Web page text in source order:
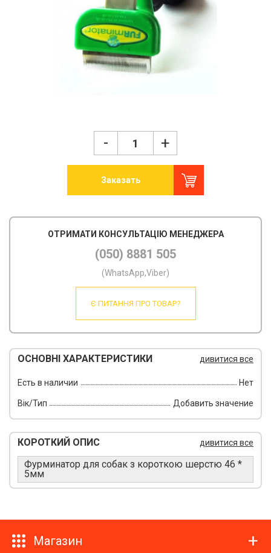
- +
Заказать
ОТРИМАТИ КОНСУЛЬТАЦІЮ МЕНЕДЖЕРА
(050) 8881 505
(WhatsApp,Viber)
Є ПИТАННЯ ПРО ТОВАР?
ОСНОВНІ ХАРАКТЕРИСТИКИ дивитися все
Есть в наличии Нет
Вік/Тип Добавить значение
КОРОТКИЙ ОПИС дивитися все
Фурминатор для собак з короткою шерстю 46 *
5мм
Магазин